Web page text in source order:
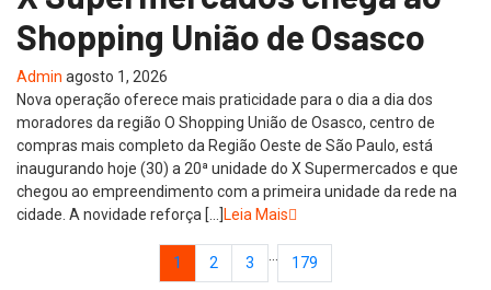
Shopping União de Osasco
Admin agosto 1, 2026
Nova operação oferece mais praticidade para o dia a dia dos
moradores da região O Shopping União de Osasco, centro de
compras mais completo da Região Oeste de São Paulo, está
inaugurando hoje (30) a 20ª unidade do X Supermercados e que
chegou ao empreendimento com a primeira unidade da rede na
cidade. A novidade reforça […]
Leia Mais
1 2 3 179